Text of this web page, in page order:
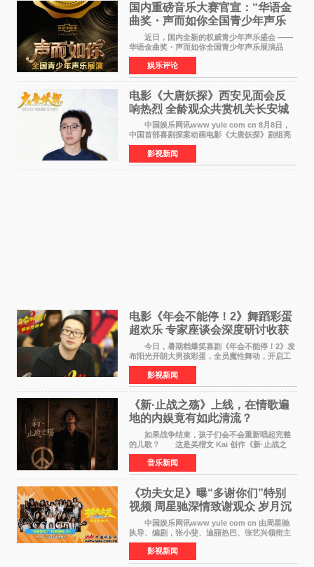
国内重磅音乐大赛官宣：“华语金
曲奖・声而如你全国青少年声乐
展演” 正式启幕，阿沁出任明星总
评审
近日，国内全新的权威青少年声乐盛会 ——
华语金曲奖・声而如你全国青少年声乐展演品
牌，在湖南长沙隆重举行官宣，国内又一高规格
青少年声乐赛事全面启航。 本赛事由寰宇声
扬联合华语金曲
娱乐评论
电影《大唐妖探》西安见面会反
响热烈 全龄观众共赏机关长安城
中国娱乐网讯www yule com cn 8月8日，
中国首部喜剧探案动画电影《大唐妖探》剧组亮
相西安，举办线下见面会活动。导演程腾、联合
导演黄珉、总制片人曹紫建、制片人李莹莹、领
衔声音出演雷淞然
影视新闻
电影《年会不能停！2》舞蹈彩蛋
超欢乐 专家座谈会深度研讨收获
满满
今日，暑期档爆笑喜剧《年会不能停！2》发
布阳光开朗大男孩彩蛋，全员魔性舞动，开启工
位狂欢模式。影片于昨日同步举办专家座谈会，
导演董润年、总制片人应萝佳出席现场，与一众
业内、学界专家
影视新闻
《新·止战之殇》上线，在情歌遍
地的内娱竟有如此清流？
如果战争结束，孩子们会不会重新唱起完整
的儿歌？ 这是吴楷文 Kai 创作《新·止战之
殇》时最初的想法。 从伊朗相关冲突引发的
地区局势，到世界各地仍在发生的动荡与不安，
战争从来不只
音乐新闻
《功夫女足》曝“多谢你们”特别
视频 周星驰深情致谢观众 岁月沉
淀不灭初心
中国娱乐网讯www yule com cn 由周星驰
执导、编剧，张小斐、迪丽热巴、张艺兴领衔主
演，刘嘉玲、佐藤健特别出演，艾米、雪野、蔡
思贝、胡予安、倪好特别介绍的喜剧电影《功夫
女足》释出多谢你
影视新闻